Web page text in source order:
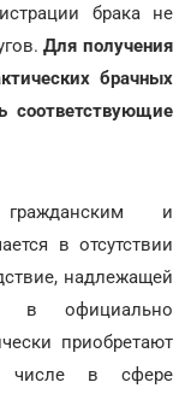
брака не
Для получения
брачных
соответствующие
и
в отсутствии
надлежащей
в официально
приобретают
в сфере